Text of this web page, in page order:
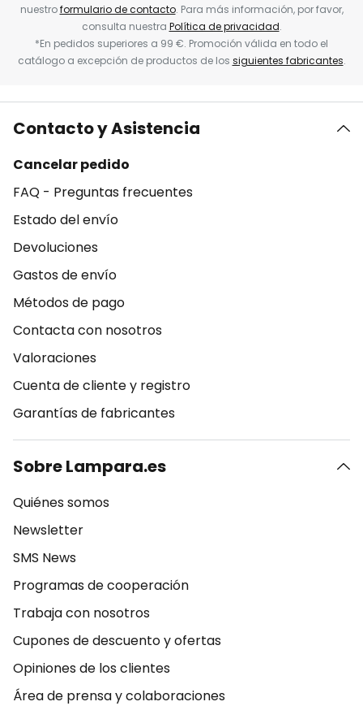
nuestroformulario de contacto. Para más información, por favor,
consulta nuestra Política de privacidad.
*En pedidos superiores a 99 €. Promoción válida en todo el
catálogo a excepción de productos de los siguientes fabricantes.
Contacto y Asistencia
Cancelar pedido
FAQ - Preguntas frecuentes
Estado del envío
Devoluciones
Gastos de envío
Métodos de pago
Contacta con nosotros
Valoraciones
Cuenta de cliente y registro
Garantías de fabricantes
Sobre Lampara.es
Quiénes somos
Newsletter
SMS News
Programas de cooperación
Trabaja con nosotros
Cupones de descuento y ofertas
Opiniones de los clientes
Área de prensa y colaboraciones